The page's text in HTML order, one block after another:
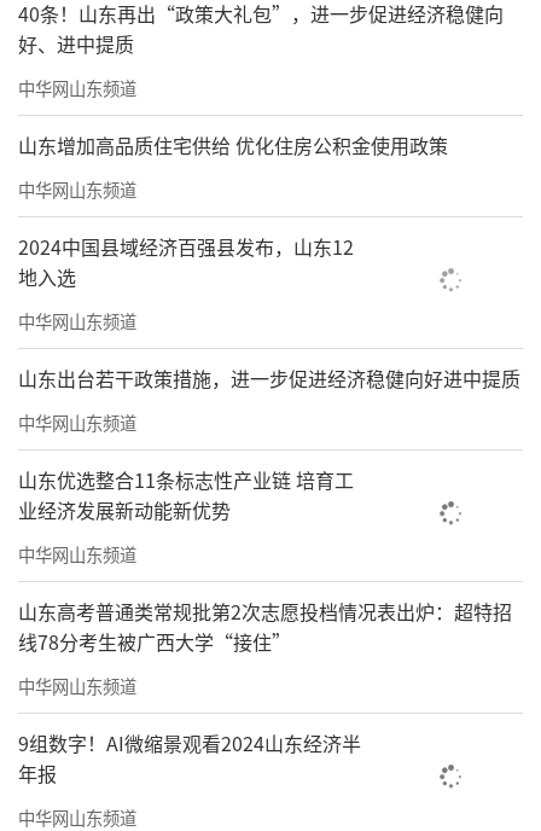
40条！山东再出“政策大礼包”，进一步促进经济稳健向
好、进中提质
中华网山东频道
山东增加高品质住宅供给 优化住房公积金使用政策
中华网山东频道
2024中国县域经济百强县发布，山东12
地入选
中华网山东频道
山东出台若干政策措施，进一步促进经济稳健向好进中提质
中华网山东频道
山东优选整合11条标志性产业链 培育工
业经济发展新动能新优势
中华网山东频道
山东高考普通类常规批第2次志愿投档情况表出炉：超特招
线78分考生被广西大学“接住”
中华网山东频道
9组数字！AI微缩景观看2024山东经济半
年报
中华网山东频道